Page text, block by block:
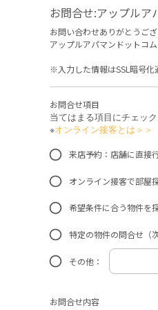
お問合せ:アップルア
お問い合わせありがとうござ
アップルアパマンドットコ
※入力した情報はSSL暗号化
お問合せ項目
当てはまる項目にチェック
※オンライン接客とは＞＞
来店予約：店舗に直接
オンライン接客で部屋
希望条件に合う物件を
特定の物件の問合せ（
その他：
お問合せ内容